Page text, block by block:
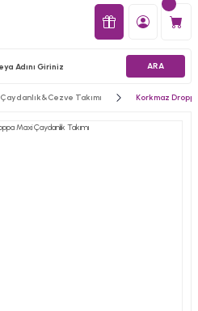
ARA
Çaydanlık&Cezve Takımı Korkmaz